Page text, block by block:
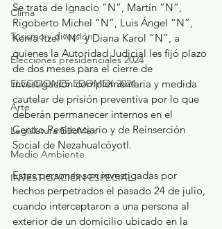
Clima
Turismo y diversión
Elecciones presidenciales 2024
ELECCIONES EDOMEX 2024
Arte
Legislatura EdoMéx
Medio Ambiente
INVESTIGACIÓN ESPECIAL
Se trata de Ignacio “N”, Martín “N”,
Rigoberto Michel “N”, Luis Ángel “N”,
Kenia Itzel “N” y Diana Karol “N”, a
quienes la Autoridad Judicial les fijó plazo
de dos meses para el cierre de
investigación complementaria y medida
cautelar de prisión preventiva por lo que
deberán permanecer internos en el
Centro Penitenciario y de Reinserción
Social de Nezahualcóyotl.
Estas personas son investigadas por
hechos perpetrados el pasado 24 de julio,
cuando interceptaron a una persona al
exterior de un domicilio ubicado en la